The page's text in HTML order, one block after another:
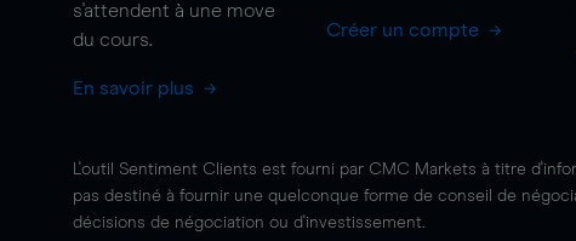
s'attendent à une move
du cours.
En savoir plus
Créer un compte
L'outil Sentiment Clients est fourni par CMC Markets à titre
pas destiné à fournir une quelconque forme de conseil de
décisions de négociation ou d'investissement.